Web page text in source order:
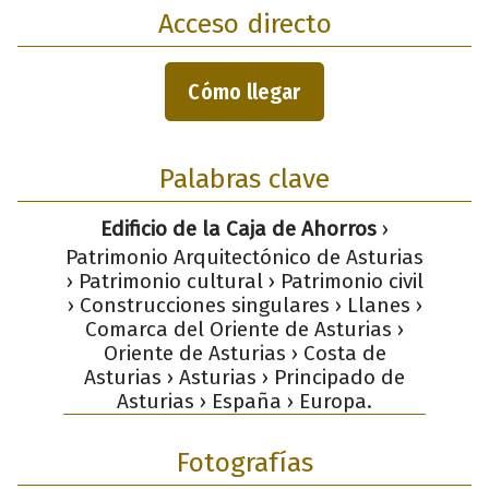
Acceso directo
Cómo llegar
Palabras clave
Edificio de la Caja de Ahorros ›
Patrimonio Arquitectónico de Asturias
› Patrimonio cultural › Patrimonio civil
› Construcciones singulares › Llanes ›
Comarca del Oriente de Asturias ›
Oriente de Asturias › Costa de
Asturias › Asturias › Principado de
Asturias › España › Europa.
Fotografías